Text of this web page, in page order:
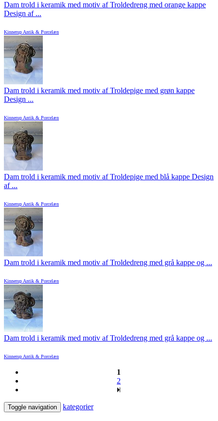
Dam trold i keramik med motiv af Troldedreng med orange kappe
Design af ...
Kinnerup Antik & Porcelæn
Dam trold i keramik med motiv af Troldepige med grøn kappe
Design ...
Kinnerup Antik & Porcelæn
Dam trold i keramik med motiv af Troldepige med blå kappe Design
af ...
Kinnerup Antik & Porcelæn
Dam trold i keramik med motiv af Troldedreng med grå kappe og ...
Kinnerup Antik & Porcelæn
Dam trold i keramik med motiv af Troldedreng med grå kappe og ...
Kinnerup Antik & Porcelæn
1
2
Toggle navigation kategorier